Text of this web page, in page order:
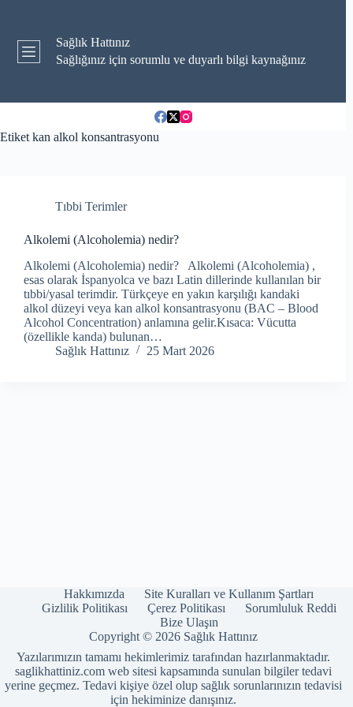
Sağlık Hattınız
Sağlığınız için sorumlu ve duyarlı bilgi kaynağınız
Etiket kan alkol konsantrasyonu
Tıbbi Terimler
Alkolemi (Alcoholemia) nedir?
Alkolemi (Alcoholemia) nedir? Alkolemi (Alcoholemia) ,
esas olarak İspanyolca ve bazı Latin dillerinde kullanılan bir
tıbbi/yasal terimdir. Türkçeye en yakın karşılığı kandaki
alkol düzeyi veya kan alkol konsantrasyonu (BAC – Blood
Alcohol Concentration) anlamına gelir.Kısaca: Vücutta
(özellikle kanda) bulunan…
Sağlık Hattınız
25 Mart 2026
Hakkımızda
Site Kuralları ve Kullanım Şartları
Gizlilik Politikası
Çerez Politikası
Sorumluluk Reddi
Bize Ulaşın
Copyright © 2026 Sağlık Hattınız
Yazılarımızın tamamı hekimlerimiz tarafından hazırlanmaktadır.
saglikhattiniz.com web sitesi kapsamında sunulan bilgiler tedavi
yerine geçmez. Tedavi kişiye özel olup sağlık sorunlarınızın tedavisi
için hekiminize danışınız.